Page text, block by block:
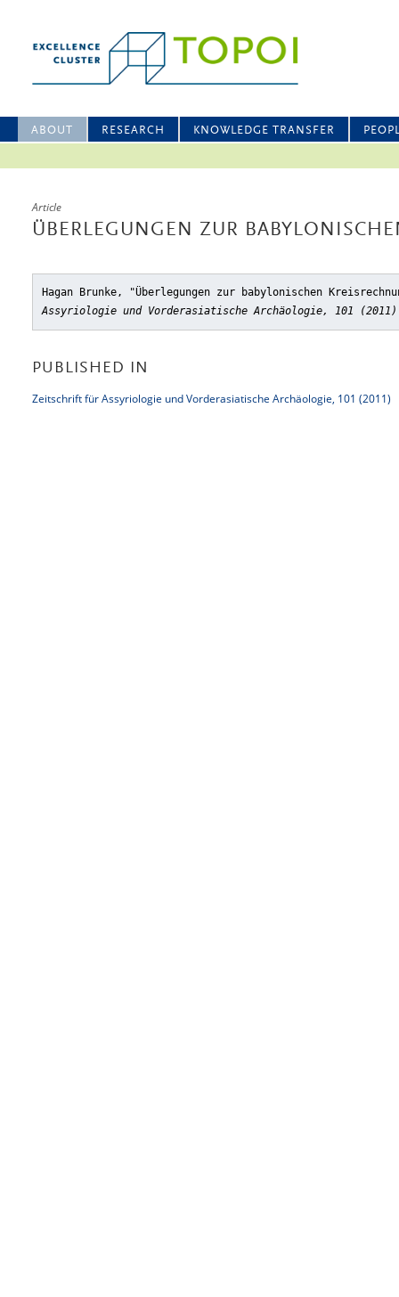
ABOUT RESEARCH KNOWLEDGE TRANSFER
Article
ÜBERLEGUNGEN ZUR
Hagan Brunke, "Überlegungen zur babylonischen
Assyriologie und Vorderasiatische Archäologie, 101 (2011)
PUBLISHED IN
Zeitschrift für Assyriologie und Vorderasiatische Archäologie, 101 (2011)